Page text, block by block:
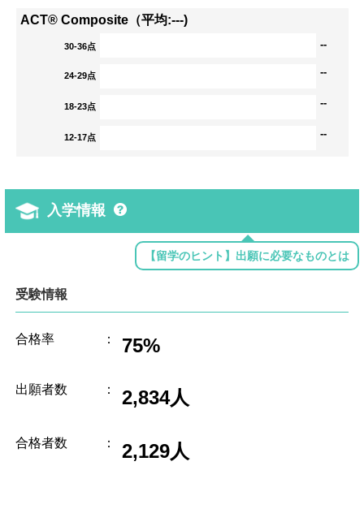
ACT® Composite（平均:---)
30-36点 --
24-29点 --
18-23点 --
12-17点 --
入学情報
【留学のヒント】出願に必要なものとは
受験情報
合格率 ： 75%
出願者数 ： 2,834人
合格者数 ： 2,129人